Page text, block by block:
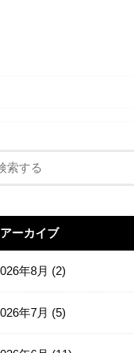
アーカイブ
年8月 (2)
年7月 (5)